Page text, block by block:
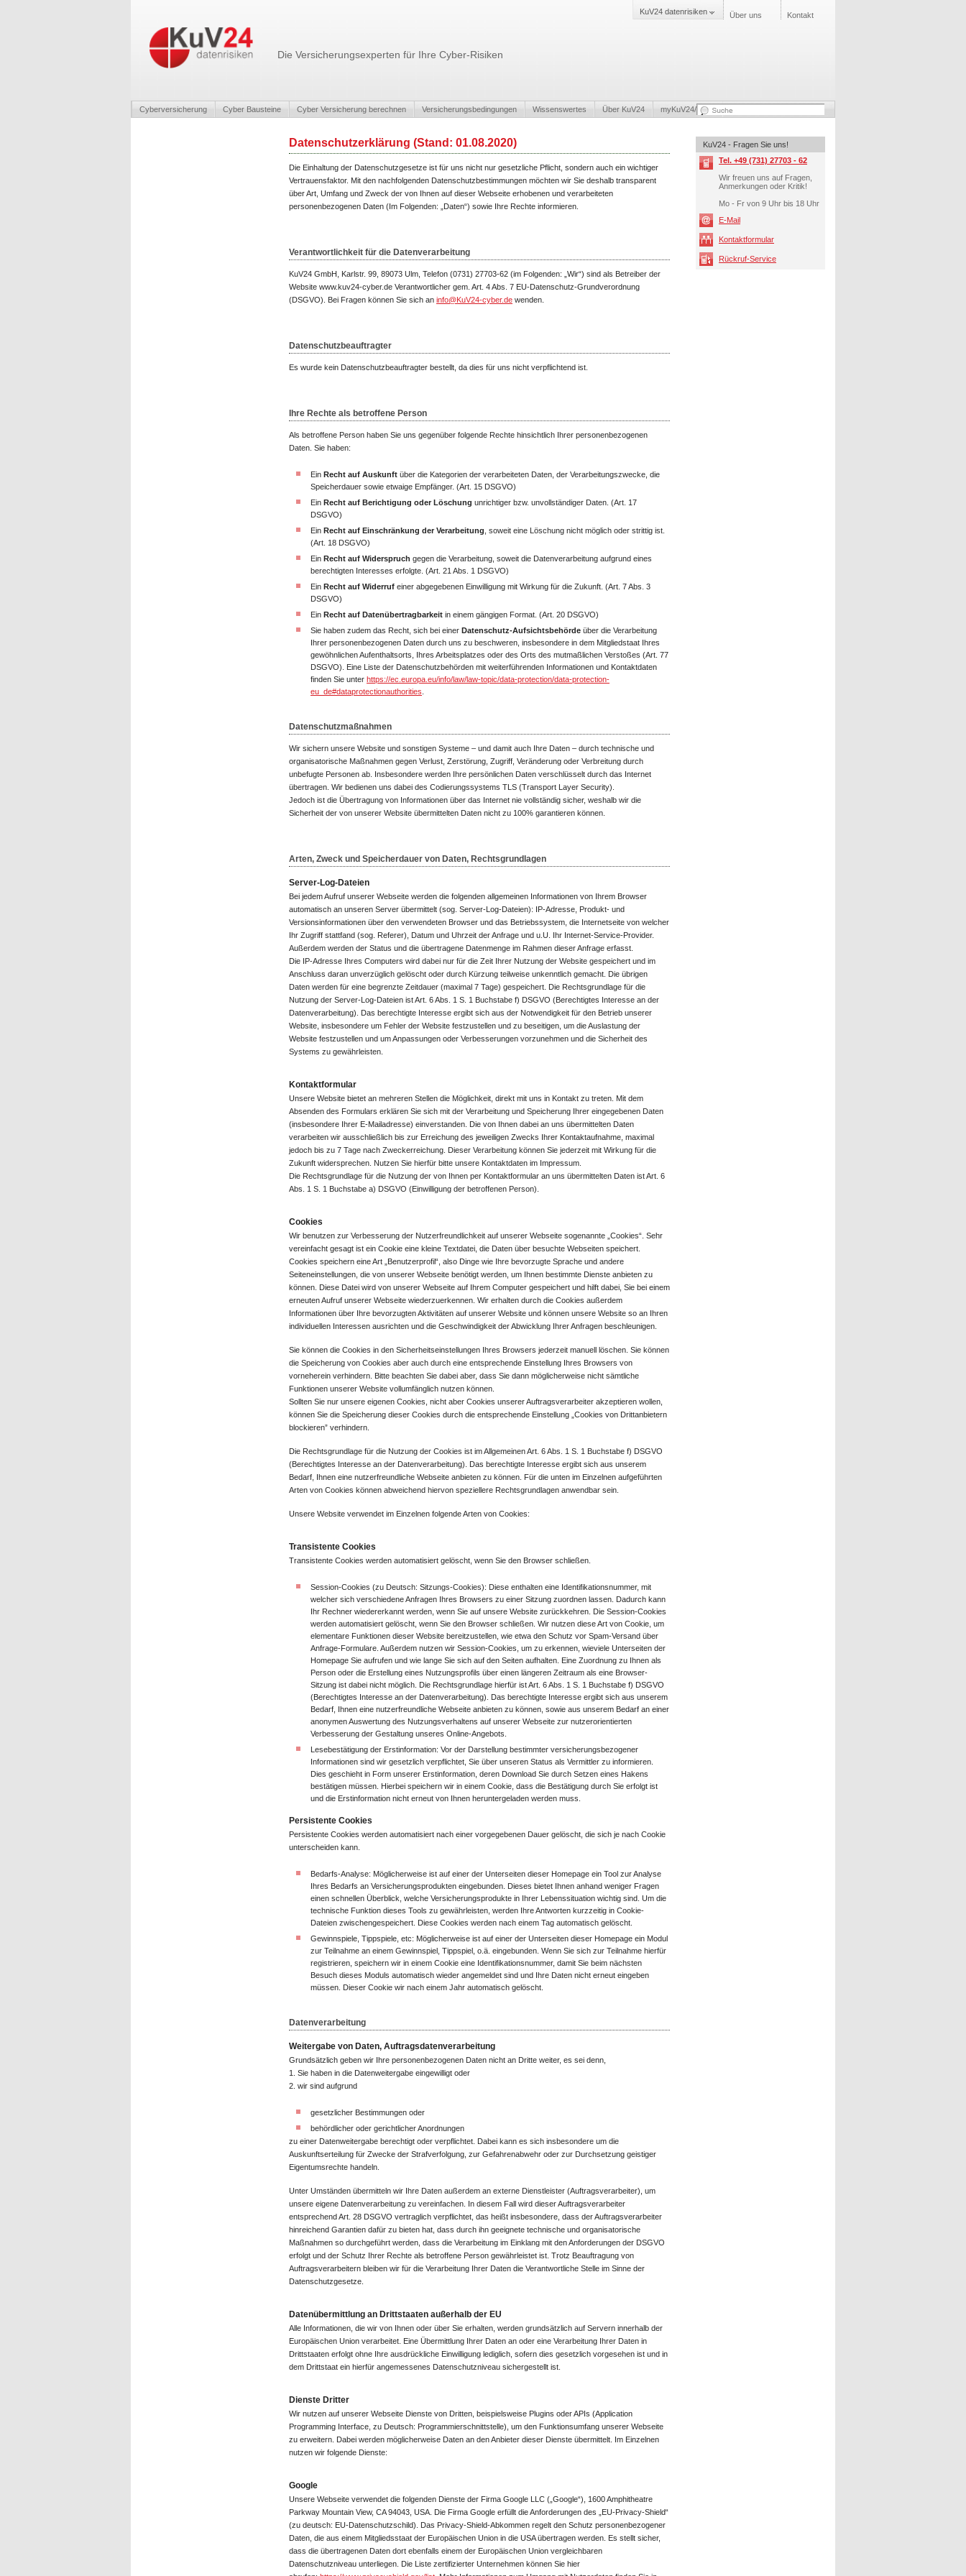
KuV24 datenrisiken Kontakt
Über uns
Die Versicherungsexperten für Ihre Cyber-Risiken
Cyberversicherung Cyber Bausteine Cyber Versicherung berechnen Versicherungsbedingungen Wissenswertes Über KuV24 myKuV24/Login
Datenschutzerklärung (Stand: 01.08.2020)
Die Einhaltung der Datenschutzgesetze ist für uns nicht nur gesetzliche Pflicht, sondern auch ein wichtiger
Vertrauensfaktor. Mit den nachfolgenden Datenschutzbestimmungen möchten wir Sie deshalb transparent
über Art, Umfang und Zweck der von Ihnen auf dieser Webseite erhobenen und verarbeiteten
personenbezogenen Daten (Im Folgenden: „Daten“) sowie Ihre Rechte informieren.
Verantwortlichkeit für die Datenverarbeitung
KuV24 GmbH, Karlstr. 99, 89073 Ulm, Telefon (0731) 27703-62 (im Folgenden: „Wir“) sind als Betreiber der
Website www.kuv24-cyber.de Verantwortlicher gem. Art. 4 Abs. 7 EU-Datenschutz-Grundverordnung
(DSGVO). Bei Fragen können Sie sich an info@KuV24-cyber.de wenden.
Datenschutzbeauftragter
Es wurde kein Datenschutzbeauftragter bestellt, da dies für uns nicht verpflichtend ist.
Ihre Rechte als betroffene Person
Als betroffene Person haben Sie uns gegenüber folgende Rechte hinsichtlich Ihrer personenbezogenen
Daten. Sie haben:
Ein Recht auf Auskunft über die Kategorien der verarbeiteten Daten, der Verarbeitungszwecke, die
Speicherdauer sowie etwaige Empfänger. (Art. 15 DSGVO)
Ein Recht auf Berichtigung oder Löschung unrichtiger bzw. unvollständiger Daten. (Art. 17
DSGVO)
Ein Recht auf Einschränkung der Verarbeitung , soweit eine Löschung nicht möglich oder strittig ist.
(Art. 18 DSGVO)
Ein Recht auf Widerspruch gegen die Verarbeitung, soweit die Datenverarbeitung aufgrund eines
berechtigten Interesses erfolgte. (Art. 21 Abs. 1 DSGVO)
Ein Recht auf Widerruf einer abgegebenen Einwilligung mit Wirkung für die Zukunft. (Art. 7 Abs. 3
DSGVO)
Ein Recht auf Datenübertragbarkeit in einem gängigen Format. (Art. 20 DSGVO)
Sie haben zudem das Recht, sich bei einer Datenschutz-Aufsichtsbehörde über die Verarbeitung
Ihrer personenbezogenen Daten durch uns zu beschweren, insbesondere in dem Mitgliedstaat Ihres
gewöhnlichen Aufenthaltsorts, Ihres Arbeitsplatzes oder des Orts des mutmaßlichen Verstoßes (Art. 77
DSGVO). Eine Liste der Datenschutzbehörden mit weiterführenden Informationen und Kontaktdaten
finden Sie unter https://ec.europa.eu/info/law/law-topic/data-protection/data-protection-
eu_de#dataprotectionauthorities
Datenschutzmaßnahmen
Wir sichern unsere Website und sonstigen Systeme – und damit auch Ihre Daten – durch technische und
organisatorische Maßnahmen gegen Verlust, Zerstörung, Zugriff, Veränderung oder Verbreitung durch
unbefugte Personen ab. Insbesondere werden Ihre persönlichen Daten verschlüsselt durch das Internet
übertragen. Wir bedienen uns dabei des Codierungssystems TLS (Transport Layer Security).
Jedoch ist die Übertragung von Informationen über das Internet nie vollständig sicher, weshalb wir die
Sicherheit der von unserer Website übermittelten Daten nicht zu 100% garantieren können.
Arten, Zweck und Speicherdauer von Daten, Rechtsgrundlagen
Server-Log-Dateien
Bei jedem Aufruf unserer Webseite werden die folgenden allgemeinen Informationen von Ihrem Browser
automatisch an unseren Server übermittelt (sog. Server-Log-Dateien): IP-Adresse, Produkt- und
Versionsinformationen über den verwendeten Browser und das Betriebssystem, die Internetseite von welcher
Ihr Zugriff stattfand (sog. Referer), Datum und Uhrzeit der Anfrage und u.U. Ihr Internet-Service-Provider.
Außerdem werden der Status und die übertragene Datenmenge im Rahmen dieser Anfrage erfasst.
Die IP-Adresse Ihres Computers wird dabei nur für die Zeit Ihrer Nutzung der Website gespeichert und im
Anschluss daran unverzüglich gelöscht oder durch Kürzung teilweise unkenntlich gemacht. Die übrigen
Daten werden für eine begrenzte Zeitdauer (maximal 7 Tage) gespeichert. Die Rechtsgrundlage für die
Nutzung der Server-Log-Dateien ist Art. 6 Abs. 1 S. 1 Buchstabe f) DSGVO (Berechtigtes Interesse an der
Datenverarbeitung). Das berechtigte Interesse ergibt sich aus der Notwendigkeit für den Betrieb unserer
Website, insbesondere um Fehler der Website festzustellen und zu beseitigen, um die Auslastung der
Website festzustellen und um Anpassungen oder Verbesserungen vorzunehmen und die Sicherheit des
Systems zu gewährleisten.
Kontaktformular
Unsere Website bietet an mehreren Stellen die Möglichkeit, direkt mit uns in Kontakt zu treten. Mit dem
Absenden des Formulars erklären Sie sich mit der Verarbeitung und Speicherung Ihrer eingegebenen Daten
(insbesondere Ihrer E-Mailadresse) einverstanden. Die von Ihnen dabei an uns übermittelten Daten
verarbeiten wir ausschließlich bis zur Erreichung des jeweiligen Zwecks Ihrer Kontaktaufnahme, maximal
jedoch bis zu 7 Tage nach Zweckerreichung. Dieser Verarbeitung können Sie jederzeit mit Wirkung für die
Zukunft widersprechen. Nutzen Sie hierfür bitte unsere Kontaktdaten im Impressum.
Die Rechtsgrundlage für die Nutzung der von Ihnen per Kontaktformular an uns übermittelten Daten ist Art. 6
Abs. 1 S. 1 Buchstabe a) DSGVO (Einwilligung der betroffenen Person).
Cookies
Wir benutzen zur Verbesserung der Nutzerfreundlichkeit auf unserer Webseite sogenannte „Cookies“. Sehr
vereinfacht gesagt ist ein Cookie eine kleine Textdatei, die Daten über besuchte Webseiten speichert.
Cookies speichern eine Art „Benutzerprofil“, also Dinge wie Ihre bevorzugte Sprache und andere
Seiteneinstellungen, die von unserer Webseite benötigt werden, um Ihnen bestimmte Dienste anbieten zu
können. Diese Datei wird von unserer Webseite auf Ihrem Computer gespeichert und hilft dabei, Sie bei einem
erneuten Aufruf unserer Webseite wiederzuerkennen. Wir erhalten durch die Cookies außerdem
Informationen über Ihre bevorzugten Aktivitäten auf unserer Website und können unsere Website so an Ihren
individuellen Interessen ausrichten und die Geschwindigkeit der Abwicklung Ihrer Anfragen beschleunigen.
Sie können die Cookies in den Sicherheitseinstellungen Ihres Browsers jederzeit manuell löschen. Sie können
die Speicherung von Cookies aber auch durch eine entsprechende Einstellung Ihres Browsers von
vorneherein verhindern. Bitte beachten Sie dabei aber, dass Sie dann möglicherweise nicht sämtliche
Funktionen unserer Website vollumfänglich nutzen können.
Sollten Sie nur unsere eigenen Cookies, nicht aber Cookies unserer Auftragsverarbeiter akzeptieren wollen,
können Sie die Speicherung dieser Cookies durch die entsprechende Einstellung „Cookies von Drittanbietern
blockieren” verhindern.
Die Rechtsgrundlage für die Nutzung der Cookies ist im Allgemeinen Art. 6 Abs. 1 S. 1 Buchstabe f) DSGVO
(Berechtigtes Interesse an der Datenverarbeitung). Das berechtigte Interesse ergibt sich aus unserem
Bedarf, Ihnen eine nutzerfreundliche Webseite anbieten zu können. Für die unten im Einzelnen aufgeführten
Arten von Cookies können abweichend hiervon speziellere Rechtsgrundlagen anwendbar sein.
Unsere Website verwendet im Einzelnen folgende Arten von Cookies:
Transistente Cookies
Transistente Cookies werden automatisiert gelöscht, wenn Sie den Browser schließen.
Session-Cookies (zu Deutsch: Sitzungs-Cookies): Diese enthalten eine Identifikationsnummer, mit
welcher sich verschiedene Anfragen Ihres Browsers zu einer Sitzung zuordnen lassen. Dadurch kann
Ihr Rechner wiedererkannt werden, wenn Sie auf unsere Website zurückkehren. Die Session-Cookies
werden automatisiert gelöscht, wenn Sie den Browser schließen. Wir nutzen diese Art von Cookie, um
elementare Funktionen dieser Website bereitzustellen, wie etwa den Schutz vor Spam-Versand über
Anfrage-Formulare. Außerdem nutzen wir Session-Cookies, um zu erkennen, wieviele Unterseiten der
Homepage Sie aufrufen und wie lange Sie sich auf den Seiten aufhalten. Eine Zuordnung zu Ihnen als
Person oder die Erstellung eines Nutzungsprofils über einen längeren Zeitraum als eine Browser-
Sitzung ist dabei nicht möglich. Die Rechtsgrundlage hierfür ist Art. 6 Abs. 1 S. 1 Buchstabe f) DSGVO
(Berechtigtes Interesse an der Datenverarbeitung). Das berechtigte Interesse ergibt sich aus unserem
Bedarf, Ihnen eine nutzerfreundliche Webseite anbieten zu können, sowie aus unserem Bedarf an einer
anonymen Auswertung des Nutzungsverhaltens auf unserer Webseite zur nutzerorientierten
Verbesserung der Gestaltung unseres Online-Angebots.
Lesebestätigung der Erstinformation: Vor der Darstellung bestimmter versicherungsbezogener
Informationen sind wir gesetzlich verpflichtet, Sie über unseren Status als Vermittler zu informieren.
Dies geschieht in Form unserer Erstinformation, deren Download Sie durch Setzen eines Hakens
bestätigen müssen. Hierbei speichern wir in einem Cookie, dass die Bestätigung durch Sie erfolgt ist
und die Erstinformation nicht erneut von Ihnen heruntergeladen werden muss.
Persistente Cookies
Persistente Cookies werden automatisiert nach einer vorgegebenen Dauer gelöscht, die sich je nach Cookie
unterscheiden kann.
Bedarfs-Analyse: Möglicherweise ist auf einer der Unterseiten dieser Homepage ein Tool zur Analyse
Ihres Bedarfs an Versicherungsprodukten eingebunden. Dieses bietet Ihnen anhand weniger Fragen
einen schnellen Überblick, welche Versicherungsprodukte in Ihrer Lebenssituation wichtig sind. Um die
technische Funktion dieses Tools zu gewährleisten, werden Ihre Antworten kurzzeitig in Cookie-
Dateien zwischengespeichert. Diese Cookies werden nach einem Tag automatisch gelöscht.
Gewinnspiele, Tippspiele, etc: Möglicherweise ist auf einer der Unterseiten dieser Homepage ein Modul
zur Teilnahme an einem Gewinnspiel, Tippspiel, o.ä. eingebunden. Wenn Sie sich zur Teilnahme hierfür
registrieren, speichern wir in einem Cookie eine Identifikationsnummer, damit Sie beim nächsten
Besuch dieses Moduls automatisch wieder angemeldet sind und Ihre Daten nicht erneut eingeben
müssen. Dieser Cookie wir nach einem Jahr automatisch gelöscht.
Datenverarbeitung
Weitergabe von Daten, Auftragsdatenverarbeitung
Grundsätzlich geben wir Ihre personenbezogenen Daten nicht an Dritte weiter, es sei denn,
1. Sie haben in die Datenweitergabe eingewilligt oder
2. wir sind aufgrund
gesetzlicher Bestimmungen oder
behördlicher oder gerichtlicher Anordnungen
zu einer Datenweitergabe berechtigt oder verpflichtet. Dabei kann es sich insbesondere um die
Auskunftserteilung für Zwecke der Strafverfolgung, zur Gefahrenabwehr oder zur Durchsetzung geistiger
Eigentumsrechte handeln.
Unter Umständen übermitteln wir Ihre Daten außerdem an externe Dienstleister (Auftragsverarbeiter), um
unsere eigene Datenverarbeitung zu vereinfachen. In diesem Fall wird dieser Auftragsverarbeiter
entsprechend Art. 28 DSGVO vertraglich verpflichtet, das heißt insbesondere, dass der Auftragsverarbeiter
hinreichend Garantien dafür zu bieten hat, dass durch ihn geeignete technische und organisatorische
Maßnahmen so durchgeführt werden, dass die Verarbeitung im Einklang mit den Anforderungen der DSGVO
erfolgt und der Schutz Ihrer Rechte als betroffene Person gewährleistet ist. Trotz Beauftragung von
Auftragsverarbeitern bleiben wir für die Verarbeitung Ihrer Daten die Verantwortliche Stelle im Sinne der
Datenschutzgesetze.
Datenübermittlung an Drittstaaten außerhalb der EU
Alle Informationen, die wir von Ihnen oder über Sie erhalten, werden grundsätzlich auf Servern innerhalb der
Europäischen Union verarbeitet. Eine Übermittlung Ihrer Daten an oder eine Verarbeitung Ihrer Daten in
Drittstaaten erfolgt ohne Ihre ausdrückliche Einwilligung lediglich, sofern dies gesetzlich vorgesehen ist und in
dem Drittstaat ein hierfür angemessenes Datenschutzniveau sichergestellt ist.
Dienste Dritter
Wir nutzen auf unserer Webseite Dienste von Dritten, beispielsweise Plugins oder APIs (Application
Programming Interface, zu Deutsch: Programmierschnittstelle), um den Funktionsumfang unserer Webseite
zu erweitern. Dabei werden möglicherweise Daten an den Anbieter dieser Dienste übermittelt. Im Einzelnen
nutzen wir folgende Dienste:
Google
Unsere Webseite verwendet die folgenden Dienste der Firma Google LLC („Google“), 1600 Amphitheatre
Parkway Mountain View, CA 94043, USA. Die Firma Google erfüllt die Anforderungen des „EU-Privacy-Shield“
(zu deutsch: EU-Datenschutzschild). Das Privacy-Shield-Abkommen regelt den Schutz personenbezogener
Daten, die aus einem Mitgliedsstaat der Europäischen Union in die USA übertragen werden. Es stellt sicher,
dass die übertragenen Daten dort ebenfalls einem der Europäischen Union vergleichbaren
Datenschutzniveau unterliegen. Die Liste zertifizierter Unternehmen können Sie hier
KuV24 - Fragen Sie uns!
Tel. +49 (731) 27703 - 62
Wir freuen uns auf Fragen,
Anmerkungen oder Kritik!
Mo - Fr von 9 Uhr bis 18 Uhr
E-Mail
Kontaktformular
Rückruf-Service